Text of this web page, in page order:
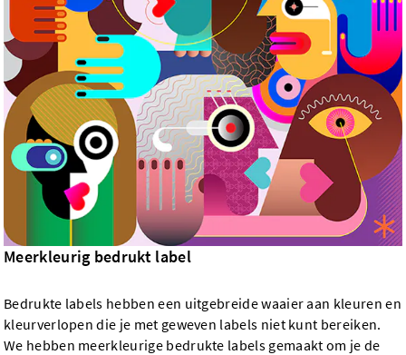
Meerkleurig bedrukt label
Bedrukte labels hebben een uitgebreide waaier aan kleuren en
kleurverlopen die je met geweven labels niet kunt bereiken.
We hebben meerkleurige bedrukte labels gemaakt om je de